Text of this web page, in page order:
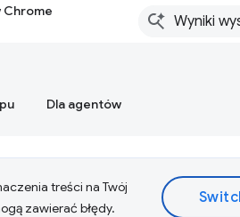
Chrome
Dla agentów
treści na Twój
zawierać błędy.